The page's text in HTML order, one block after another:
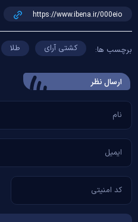
برچسب ها: کشتی آرای طلا
ارسال‌ نظر